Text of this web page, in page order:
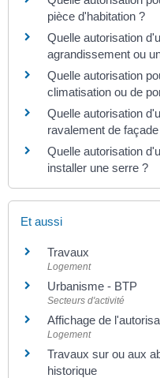
pièce d'habitation ?
Quelle autorisation
agrandissement ou
Quelle autorisation
climatisation ou de
Quelle autorisation
ravalement de
Quelle autorisation
installer une serre ?
Et aussi
Travaux
Logement
Urbanisme - BTP
Secteurs d'activité
Affichage de
Logement
Travaux sur ou aux
historique